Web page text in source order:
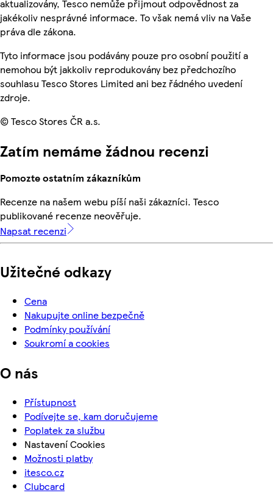
aktualizovány, Tesco nemůže přijmout odpovědnost za
jakékoliv nesprávné informace. To však nemá vliv na Vaše
práva dle zákona.
Tyto informace jsou podávány pouze pro osobní použití a
nemohou být jakkoliv reprodukovány bez předchozího
souhlasu Tesco Stores Limited ani bez řádného uvedení
zdroje.
© Tesco Stores ČR a.s.
Zatím nemáme žádnou recenzi
Pomozte ostatním zákazníkům
Recenze na našem webu píší naši zákazníci. Tesco
publikované recenze neověřuje.
Napsat recenzi
Užitečné odkazy
Cena
Nakupujte online bezpečně
Podmínky používání
Soukromí a cookies
O nás
Přístupnost
Podívejte se, kam doručujeme
Poplatek za službu
Nastavení Cookies
Možnosti platby
itesco.cz
Clubcard